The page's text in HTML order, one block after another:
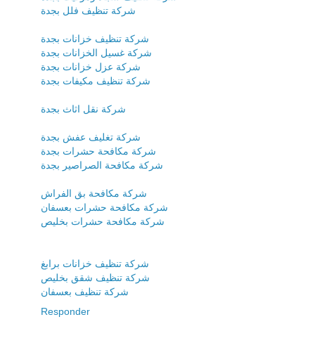
شركة تنظيف فلل بجدة
شركة تنظيف خزانات بجدة
شركة غسيل الخزانات بجدة
شركة عزل خزانات بجدة
شركة تنظيف مكيفات بجدة
شركة نقل اثاث بجدة
شركة تغليف عفش بجدة
شركة مكافحة حشرات بجدة
شركة مكافحة الصراصير بجدة
شركة مكافحة بق الفراش
شركة مكافحة حشرات بعسفان
شركة مكافحة حشرات بخليص
شركة تنظيف خزانات برابغ
شركة تنظيف شقق بخليص
شركة تنظيف بعسفان
Responder